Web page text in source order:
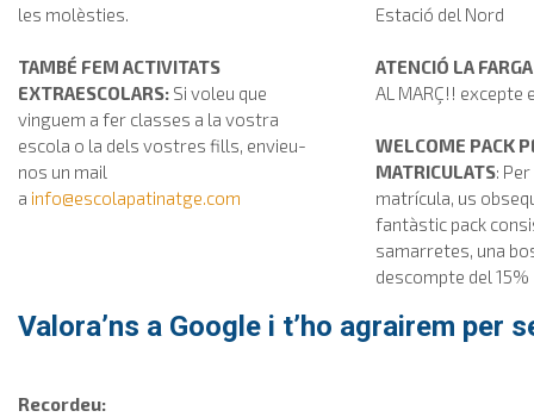
les molèsties.
TAMBÉ FEM ACTIVITATS
EXTRAESCOLARS: Si voleu que
vinguem a fer classes a la vostra
escola o la dels vostres fills, envieu-
nos un mail
a info@escolapatinatge.com
Estació del Nord
ATENCIÓ LA
AL MARÇ!! excepte
WELCOME PACK
MATRICULATS:
matrícula, us
fantàstic pack
samarretes, una
descompte del
Valora’ns a Google i t’ho agrairem per
Recordeu: